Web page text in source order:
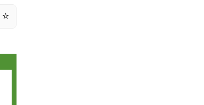
⭐